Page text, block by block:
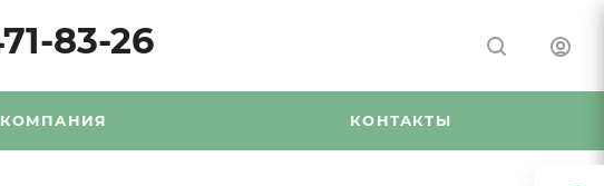
83-26
КОМПАНИЯ КОНТАКТЫ